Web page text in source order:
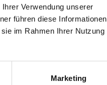
Verwendung unserer
führen diese Informationen
im Rahmen Ihrer Nutzung
Marketing